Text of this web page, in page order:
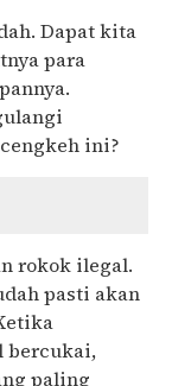
Dapat kita
para
ini?
rokok ilegal.
pasti akan
bercukai,
paling